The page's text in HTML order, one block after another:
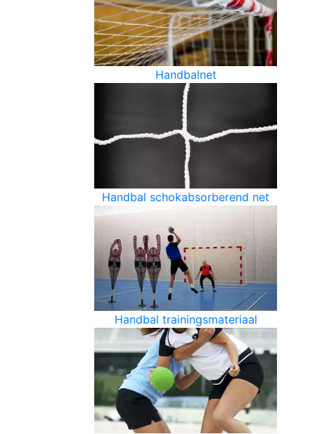
Handbalnet
Handbal schokabsorberend net
Handbal trainingsmateriaal